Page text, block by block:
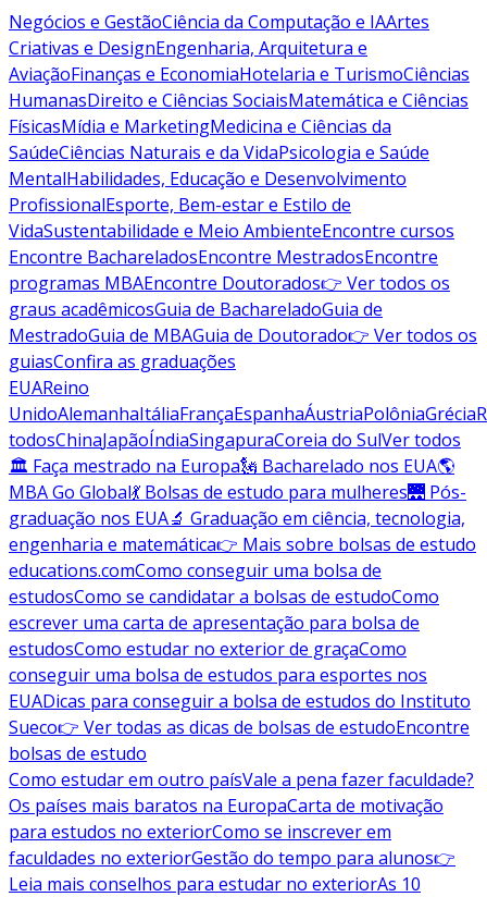
Negócios e GestãoCiência da Computação e IAArtes
Criativas e DesignEngenharia, Arquitetura e
AviaçãoFinanças e EconomiaHotelaria e TurismoCiências
HumanasDireito e Ciências SociaisMatemática e Ciências
FísicasMídia e MarketingMedicina e Ciências da
SaúdeCiências Naturais e da VidaPsicologia e Saúde
MentalHabilidades, Educação e Desenvolvimento
ProfissionalEsporte, Bem-estar e Estilo de
VidaSustentabilidade e Meio AmbienteEncontre cursos
Encontre BachareladosEncontre MestradosEncontre
programas MBAEncontre Doutorados👉 Ver todos os
graus acadêmicosGuia de BachareladoGuia de
MestradoGuia de MBAGuia de Doutorado👉 Ver todos os
guiasConfira as graduações
EUAReino
UnidoAlemanhaItáliaFrançaEspanhaÁustriaPolôniaGrécia
todosChinaJapãoÍndiaSingapuraCoreia do SulVer todos
🏛 Faça mestrado na Europa🗽 Bacharelado nos EUA🌎
MBA Go Global💃 Bolsas de estudo para mulheres🌉 Pós-
graduação nos EUA🔬 Graduação em ciência, tecnologia,
engenharia e matemática👉 Mais sobre bolsas de estudo
educations.comComo conseguir uma bolsa de
estudosComo se candidatar a bolsas de estudoComo
escrever uma carta de apresentação para bolsa de
estudosComo estudar no exterior de graçaComo
conseguir uma bolsa de estudos para esportes nos
EUADicas para conseguir a bolsa de estudos do Instituto
Sueco👉 Ver todas as dicas de bolsas de estudoEncontre
bolsas de estudo
Como estudar em outro paísVale a pena fazer faculdade?
Os países mais baratos na EuropaCarta de motivação
para estudos no exteriorComo se inscrever em
faculdades no exteriorGestão do tempo para alunos👉
Leia mais conselhos para estudar no exteriorAs 10